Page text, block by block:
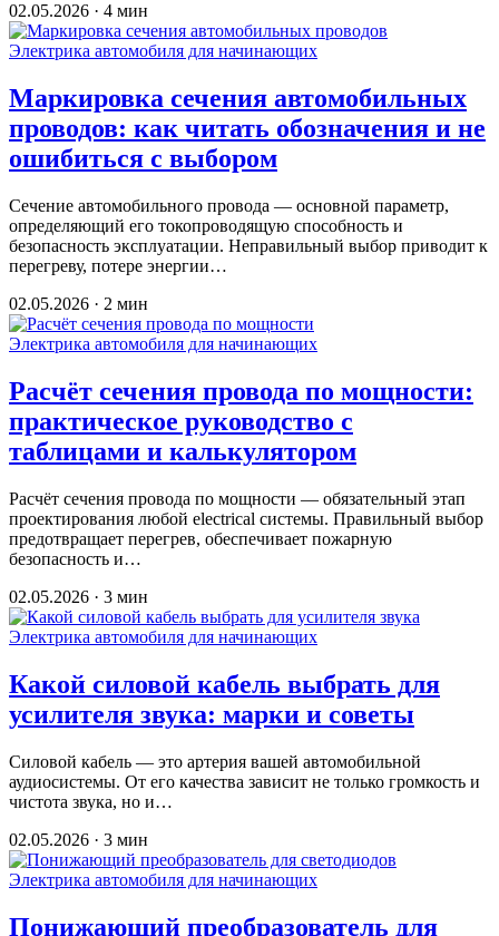
02.05.2026 · 4 мин
Электрика автомобиля для начинающих
Маркировка сечения автомобильных
проводов: как читать обозначения и не
ошибиться с выбором
Сечение автомобильного провода — основной параметр,
определяющий его токопроводящую способность и
безопасность эксплуатации. Неправильный выбор приводит к
перегреву, потере энергии…
02.05.2026 · 2 мин
Электрика автомобиля для начинающих
Расчёт сечения провода по мощности:
практическое руководство с
таблицами и калькулятором
Расчёт сечения провода по мощности — обязательный этап
проектирования любой electrical системы. Правильный выбор
предотвращает перегрев, обеспечивает пожарную
безопасность и…
02.05.2026 · 3 мин
Электрика автомобиля для начинающих
Какой силовой кабель выбрать для
усилителя звука: марки и советы
Силовой кабель — это артерия вашей автомобильной
аудиосистемы. От его качества зависит не только громкость и
чистота звука, но и…
02.05.2026 · 3 мин
Электрика автомобиля для начинающих
Понижающий преобразователь для